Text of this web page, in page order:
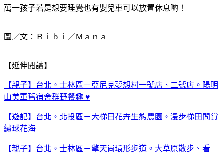
萬一孩子若是想要睡覺也有嬰兒車可以放置休息喲！
圖／文：Ｂｉｂｉ／Ｍａｎａ
【延伸閱讀】
【親子】台北。士林區－亞尼克夢想村一號店、二號店。陽明
山美軍舊宿舍群野餐趣 ♥
【遊記】台北。北投區－大梯田花卉生態農園。漫步梯田間賞
繡球花海
【親子】台北。士林區－擎天崗環形步道。大草原散步、看